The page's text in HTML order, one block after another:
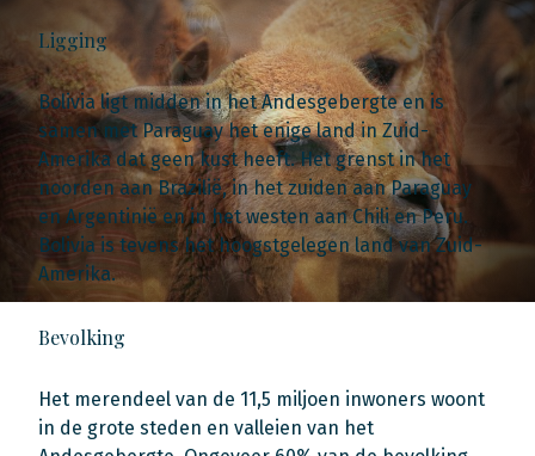
Ligging
Bolivia ligt midden in het Andesgebergte en is
samen met Paraguay het enige land in Zuid-
Amerika dat geen kust heeft. Het grenst in het
noorden aan Brazilië, in het zuiden aan Paraguay
en Argentinië en in het westen aan Chili en Peru.
Bolivia is tevens het hoogstgelegen land van Zuid-
Amerika.
Bevolking
Het merendeel van de 11,5 miljoen inwoners woont
in de grote steden en valleien van het